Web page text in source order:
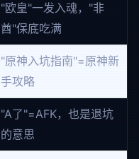
"欧皇"一发入魂，"非
酋"保底吃满
"原神入坑指南"=原神新
手攻略
"A了"=AFK，也是退坑
的意思